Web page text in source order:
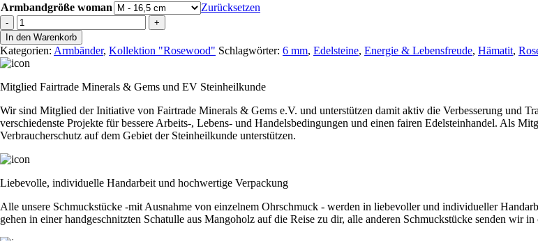
Armbandgröße woman
Zurücksetzen
-
Armband
"Rosewood
-
Abundance"
Menge
+
In den Warenkorb
Kategorien: Armbänder, Kollektion "Rosewood" Schlagwörter: 6 mm, Edelsteine, Energie & Lebensfreude, Hämatit,
Mitglied Fairtrade Minerals & Gems und EV Steinheilkunde
Wir sind Mitglied der Initiative von Fairtrade Minerals & Gems e.V. und unterstützen damit aktiv die Verbesserung und
verschiedenste Projekte für bessere Arbeits-, Lebens- und Handelsbedingungen und einen fairen Edelsteinhandel. Als
Verbraucherschutz auf dem Gebiet der Steinheilkunde unterstützen.
Liebevolle, individuelle Handarbeit und hochwertige Verpackung
Alle unsere Schmuckstücke -mit Ausnahme von einzelnem Ohrschmuck - werden in liebevoller und individueller
gehen in einer handgeschnitzten Schatulle aus Mangoholz auf die Reise zu dir, alle anderen Schmuckstücke senden wir